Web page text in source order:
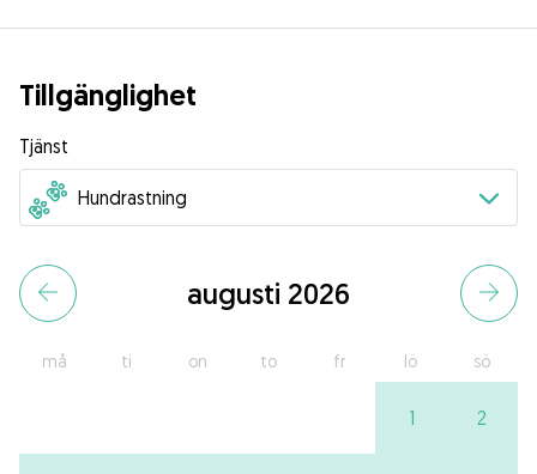
Tillgänglighet
Tjänst
augusti 2026
må ti on to fr lö sö
1 2